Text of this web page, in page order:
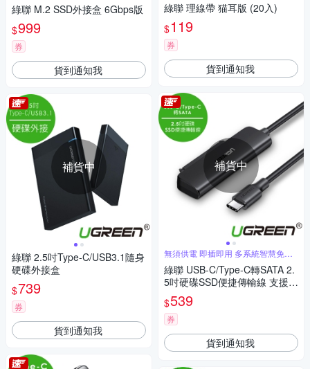
綠聯 M.2 SSD外接盒 6Gbps版
$999
券
貨到通知我
補貨中
綠聯 2.5吋Type-C/USB3.1隨身
硬碟外接盒
$739
券
貨到通知我
綠聯 理線帶 猫耳版 (20入)
$119
券
貨到通知我
補貨中
無須供電 即插即用 多系統智慧免驅
動
綠聯 USB-C/Type-C轉SATA 2.
5吋硬碟SSD便捷傳輸線 支援6
TB
$539
券
貨到通知我